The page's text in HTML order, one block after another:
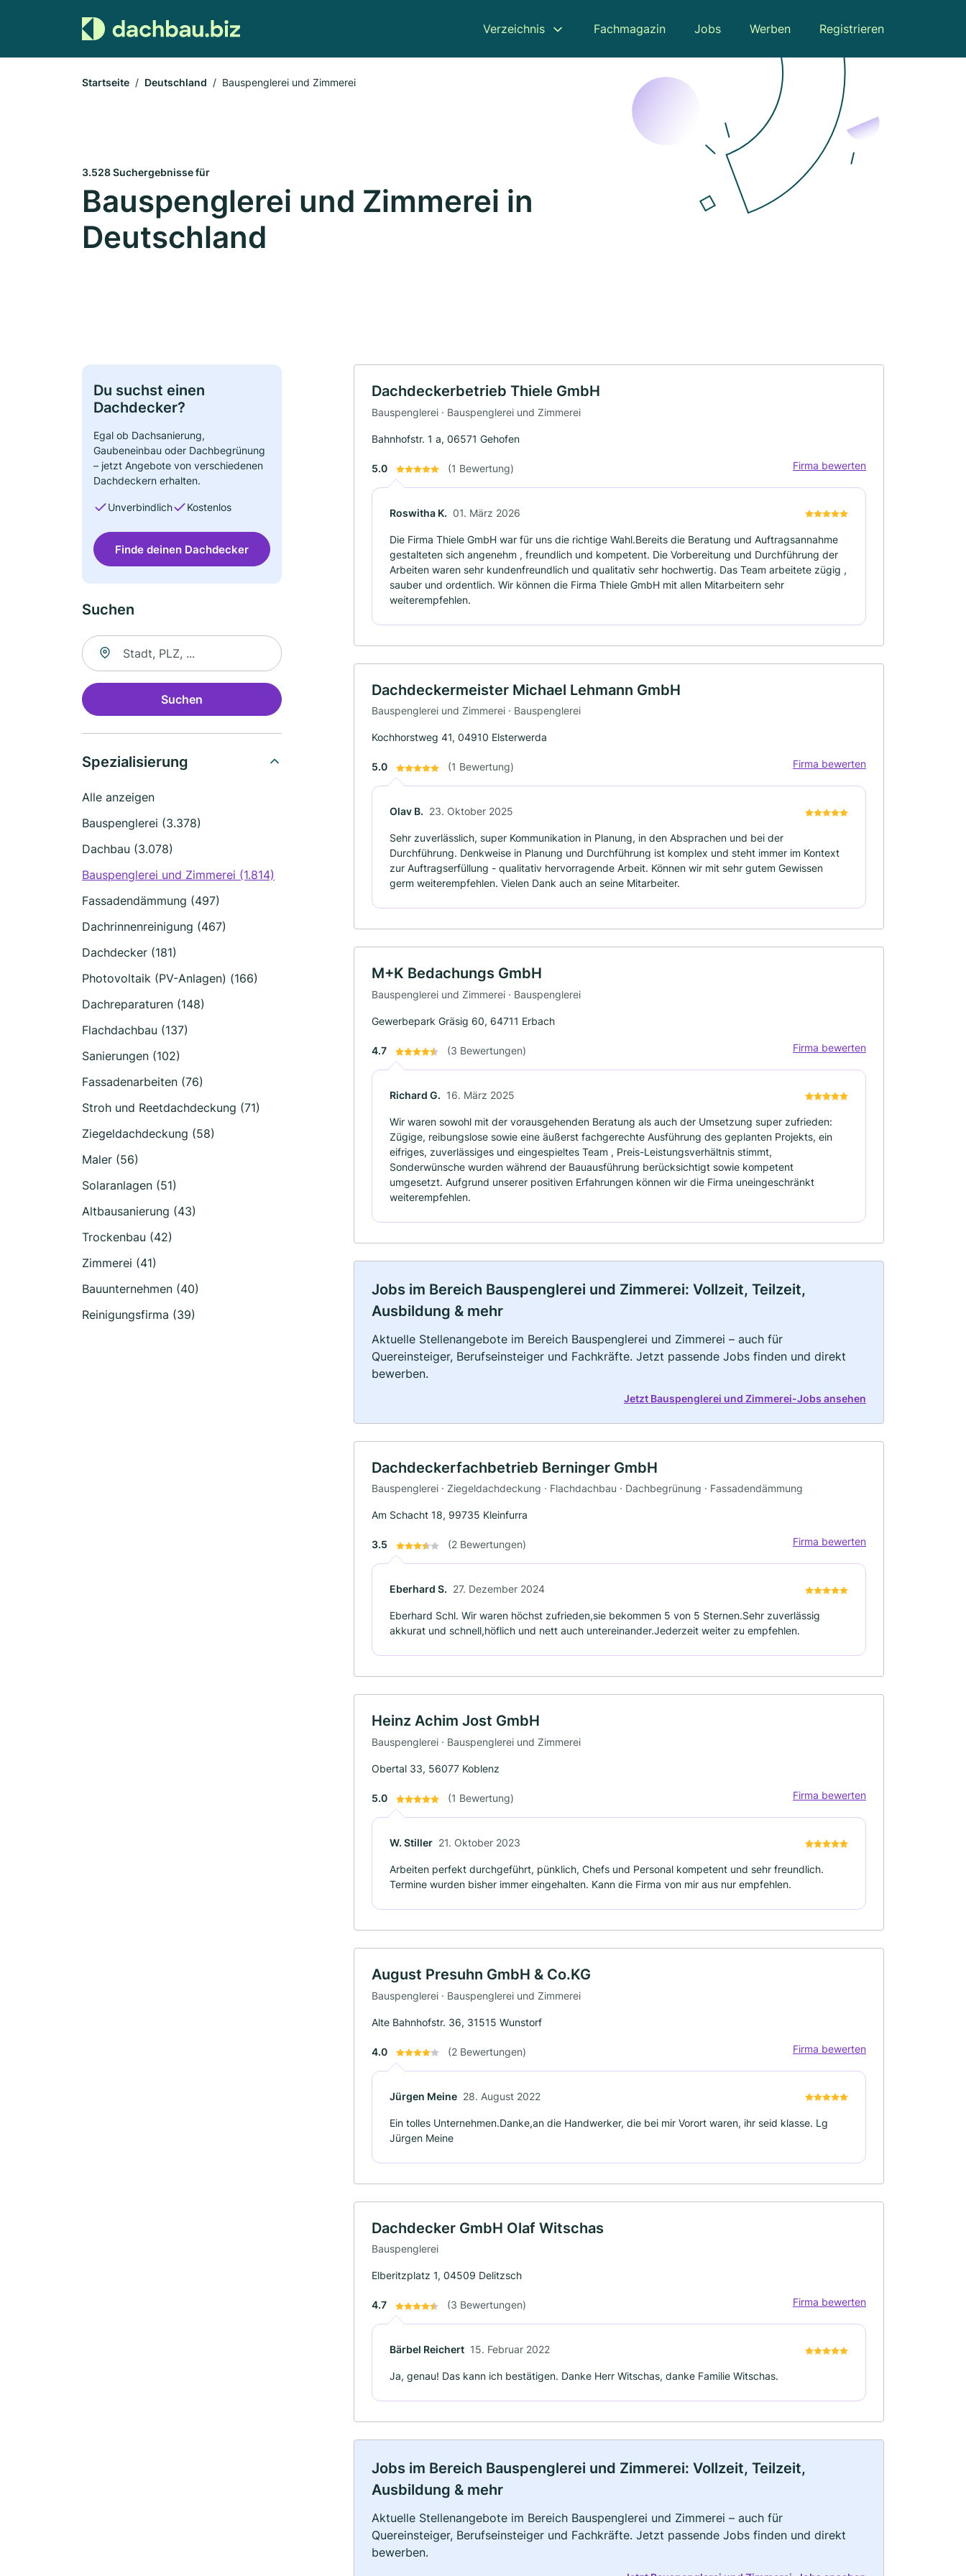
Verzeichnis Fachmagazin Jobs Werben Registrieren
Startseite Deutschland Bauspenglerei und Zimmerei
3.528 Suchergebnisse für
Bauspenglerei und Zimmerei in
Deutschland
Du suchst einen
Dachdecker?
Egal ob Dachsanierung,
Gaubeneinbau oder Dachbegrünung
– jetzt Angebote von verschiedenen
Dachdeckern erhalten.
Unverbindlich Kostenlos
Finde deinen Dachdecker
Suchen
Suche nach Ort
Suchen
Spezialisierung
Alle anzeigen
Bauspenglerei (3.378)
Dachbau (3.078)
Bauspenglerei und Zimmerei (1.814)
Fassadendämmung (497)
Dachrinnenreinigung (467)
Dachdecker (181)
Photovoltaik (PV-Anlagen) (166)
Dachreparaturen (148)
Flachdachbau (137)
Sanierungen (102)
Fassadenarbeiten (76)
Stroh und Reetdachdeckung (71)
Ziegeldachdeckung (58)
Maler (56)
Solaranlagen (51)
Altbausanierung (43)
Trockenbau (42)
Zimmerei (41)
Bauunternehmen (40)
Reinigungsfirma (39)
Dachdeckerbetrieb Thiele GmbH
Bauspenglerei · Bauspenglerei und Zimmerei
Bahnhofstr. 1 a, 06571 Gehofen
5.0 (1 Bewertung) Firma bewerten
Roswitha K. 01. März 2026
Die Firma Thiele GmbH war für uns die richtige Wahl.Bereits die Beratung und Auftragsannahme
gestalteten sich angenehm , freundlich und kompetent. Die Vorbereitung und Durchführung der
Arbeiten waren sehr kundenfreundlich und qualitativ sehr hochwertig. Das Team arbeitete zügig ,
sauber und ordentlich. Wir können die Firma Thiele GmbH mit allen Mitarbeitern sehr
weiterempfehlen.
Dachdeckermeister Michael Lehmann GmbH
Bauspenglerei und Zimmerei · Bauspenglerei
Kochhorstweg 41, 04910 Elsterwerda
5.0 (1 Bewertung) Firma bewerten
Olav B. 23. Oktober 2025
Sehr zuverlässlich, super Kommunikation in Planung, in den Absprachen und bei der
Durchführung. Denkweise in Planung und Durchführung ist komplex und steht immer im Kontext
zur Auftragserfüllung - qualitativ hervorragende Arbeit. Können wir mit sehr gutem Gewissen
germ weiterempfehlen. Vielen Dank auch an seine Mitarbeiter.
M+K Bedachungs GmbH
Bauspenglerei und Zimmerei · Bauspenglerei
Gewerbepark Gräsig 60, 64711 Erbach
4.7 (3 Bewertungen) Firma bewerten
Richard G. 16. März 2025
Wir waren sowohl mit der vorausgehenden Beratung als auch der Umsetzung super zufrieden:
Zügige, reibungslose sowie eine äußerst fachgerechte Ausführung des geplanten Projekts, ein
eifriges, zuverlässiges und eingespieltes Team , Preis-Leistungsverhältnis stimmt,
Sonderwünsche wurden während der Bauausführung berücksichtigt sowie kompetent
umgesetzt. Aufgrund unserer positiven Erfahrungen können wir die Firma uneingeschränkt
weiterempfehlen.
Jobs im Bereich Bauspenglerei und Zimmerei: Vollzeit, Teilzeit,
Ausbildung & mehr
Aktuelle Stellenangebote im Bereich Bauspenglerei und Zimmerei – auch für
Quereinsteiger, Berufseinsteiger und Fachkräfte. Jetzt passende Jobs finden und direkt
bewerben.
Jetzt Bauspenglerei und Zimmerei-Jobs ansehen
Dachdeckerfachbetrieb Berninger GmbH
Bauspenglerei · Ziegeldachdeckung · Flachdachbau · Dachbegrünung · Fassadendämmung
Am Schacht 18, 99735 Kleinfurra
3.5 (2 Bewertungen) Firma bewerten
Eberhard S. 27. Dezember 2024
Eberhard Schl. Wir waren höchst zufrieden,sie bekommen 5 von 5 Sternen.Sehr zuverlässig
akkurat und schnell,höflich und nett auch untereinander.Jederzeit weiter zu empfehlen.
Heinz Achim Jost GmbH
Bauspenglerei · Bauspenglerei und Zimmerei
Obertal 33, 56077 Koblenz
5.0 (1 Bewertung) Firma bewerten
W. Stiller 21. Oktober 2023
Arbeiten perfekt durchgeführt, pünklich, Chefs und Personal kompetent und sehr freundlich.
Termine wurden bisher immer eingehalten. Kann die Firma von mir aus nur empfehlen.
August Presuhn GmbH & Co.KG
Bauspenglerei · Bauspenglerei und Zimmerei
Alte Bahnhofstr. 36, 31515 Wunstorf
4.0 (2 Bewertungen) Firma bewerten
Jürgen Meine 28. August 2022
Ein tolles Unternehmen.Danke,an die Handwerker, die bei mir Vorort waren, ihr seid klasse. Lg
Jürgen Meine
Dachdecker GmbH Olaf Witschas
Bauspenglerei
Elberitzplatz 1, 04509 Delitzsch
4.7 (3 Bewertungen) Firma bewerten
Bärbel Reichert 15. Februar 2022
Ja, genau! Das kann ich bestätigen. Danke Herr Witschas, danke Familie Witschas.
Jobs im Bereich Bauspenglerei und Zimmerei: Vollzeit, Teilzeit,
Ausbildung & mehr
Aktuelle Stellenangebote im Bereich Bauspenglerei und Zimmerei – auch für
Quereinsteiger, Berufseinsteiger und Fachkräfte. Jetzt passende Jobs finden und direkt
bewerben.